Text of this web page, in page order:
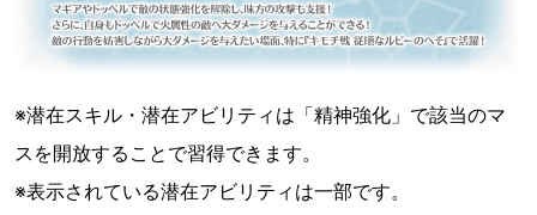
※潜在スキル・潜在アビリティは「精神強化」で該当のマ
スを開放することで習得できます。
※表示されている潜在アビリティは一部です。